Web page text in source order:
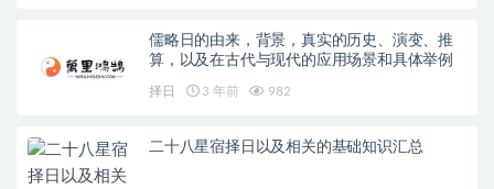
儒略日的由来，背景，真实的历史、演变、推
算，以及在古代与现代的应用场景和具体举例
择日 3 年前 982
二十八星宿择日以及相关的基础知识汇总